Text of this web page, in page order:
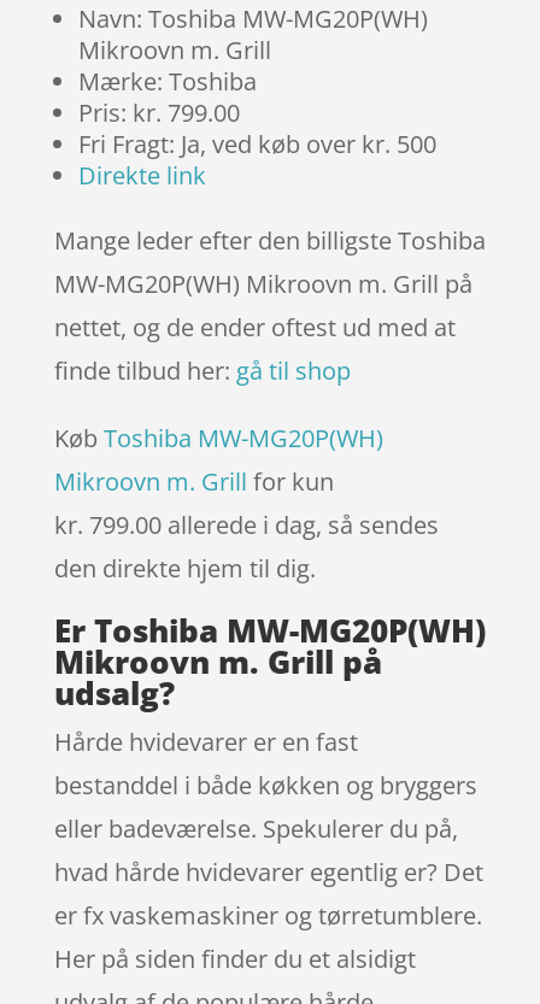
Navn: Toshiba MW-MG20P(WH)
Mikroovn m. Grill
Mærke: Toshiba
Pris: kr. 799.00
Fri Fragt: Ja, ved køb over kr. 500
Direkte link
Mange leder efter den billigste Toshiba
MW-MG20P(WH) Mikroovn m. Grill på
nettet, og de ender oftest ud med at
finde tilbud her: gå til shop
Køb Toshiba MW-MG20P(WH)
Mikroovn m. Grill for kun
kr. 799.00 allerede i dag, så sendes
den direkte hjem til dig.
Er Toshiba MW-MG20P(WH)
Mikroovn m. Grill på
udsalg?
Hårde hvidevarer er en fast
bestanddel i både køkken og bryggers
eller badeværelse. Spekulerer du på,
hvad hårde hvidevarer egentlig er? Det
er fx vaskemaskiner og tørretumblere.
Her på siden finder du et alsidigt